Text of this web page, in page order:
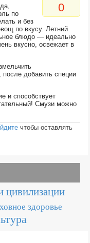
0
по
и без
по вкусу. Летний
блюдо — идеально
вкусно, освежает в
после добавить специи
и способствует
Смузи можно
чтобы оставлять
цивилизации
здоровье